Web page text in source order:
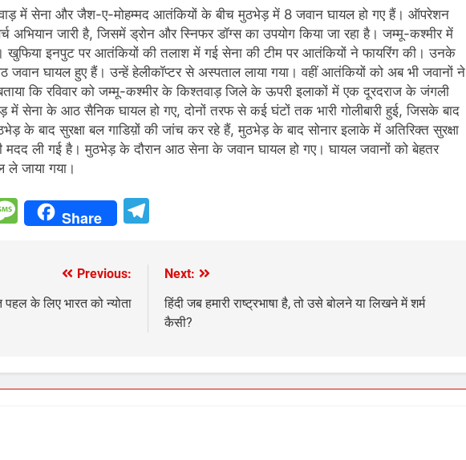
में सेना और जैश-ए-मोहम्मद आतंकियों के बीच मुठभेड़ में 8 जवान घायल हो गए हैं। ऑपरेशन
अभियान जारी है, जिसमें ड्रोन और स्निफर डॉग्स का उपयोग किया जा रहा है। जम्मू-कश्मीर में
इनपुट पर आतंकियों की तलाश में गई सेना की टीम पर आतंकियों ने फायरिंग की। उनके
घायल हुए हैं। उन्हें हेलीकॉप्टर से अस्पताल लाया गया। वहीं आतंकियों को अब भी जवानों ने
कि रविवार को जम्मू-कश्मीर के किश्तवाड़ जिले के ऊपरी इलाकों में एक दूरदराज के जंगली
सेना के आठ सैनिक घायल हो गए, दोनों तरफ से कई घंटों तक भारी गोलीबारी हुई, जिसके बाद
के बाद सुरक्षा बल गाडिय़ों की जांच कर रहे हैं, मुठभेड़ के बाद सोनार इलाके में अतिरिक्त सुरक्षा
मदद ली गई है। मुठभेड़ के दौरान आठ सेना के जवान घायल हो गए। घायल जवानों को बेहतर
ले जाया गया।
Message
Share
Previous:
पहल के लिए भारत को न्योता
Next:
हिंदी जब हमारी राष्ट्रभाषा है, तो उसे बोलने या लिखने में शर्म
कैसी?